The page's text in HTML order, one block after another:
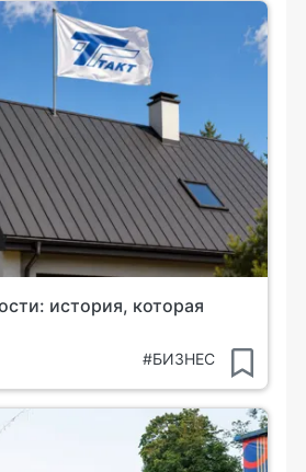
история, которая
#БИЗНЕС